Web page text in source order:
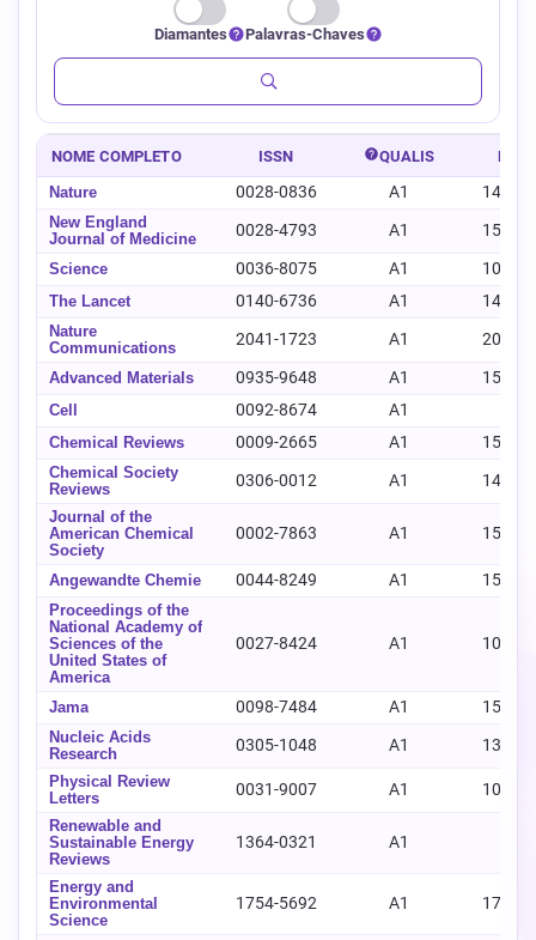
Diamantes Palavras-Chaves
NOME COMPLETO ISSN QUALIS E-
Nature 0028-0836 A1 1476-
New England
Journal of Medicine
0028-4793 A1 1533-
Science 0036-8075 A1 1095-
The Lancet 0140-6736 A1 1474-
Nature
Communications
2041-1723 A1 2041-
Advanced Materials 0935-9648 A1 1521-
Cell 0092-8674 A1
Chemical Reviews 0009-2665 A1 1520-
Chemical Society
Reviews
0306-0012 A1 1460-
Journal of the
American Chemical
Society
0002-7863 A1 1520-
Angewandte Chemie 0044-8249 A1 1521-
Proceedings of the
National Academy of
Sciences of the
United States of
America
0027-8424 A1 1091-
Jama 0098-7484 A1 1538-
Nucleic Acids
Research
0305-1048 A1 1362-
Physical Review
Letters
0031-9007 A1 1079-
Renewable and
Sustainable Energy
Reviews
1364-0321 A1
Energy and
Environmental
Science
1754-5692 A1 1754-